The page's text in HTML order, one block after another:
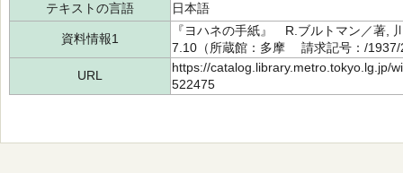
テキストの言語
日本語
資料情報1
『ヨハネの手紙』 R.ブルトマン／著
7.10（所蔵館：多摩 請求記号：/
URL
https://catalog.library.metro.tokyo.lg.jp/
522475